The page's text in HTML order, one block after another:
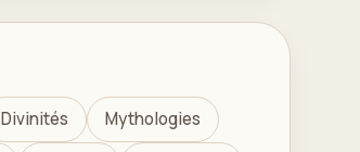
Divinités
Mythologies